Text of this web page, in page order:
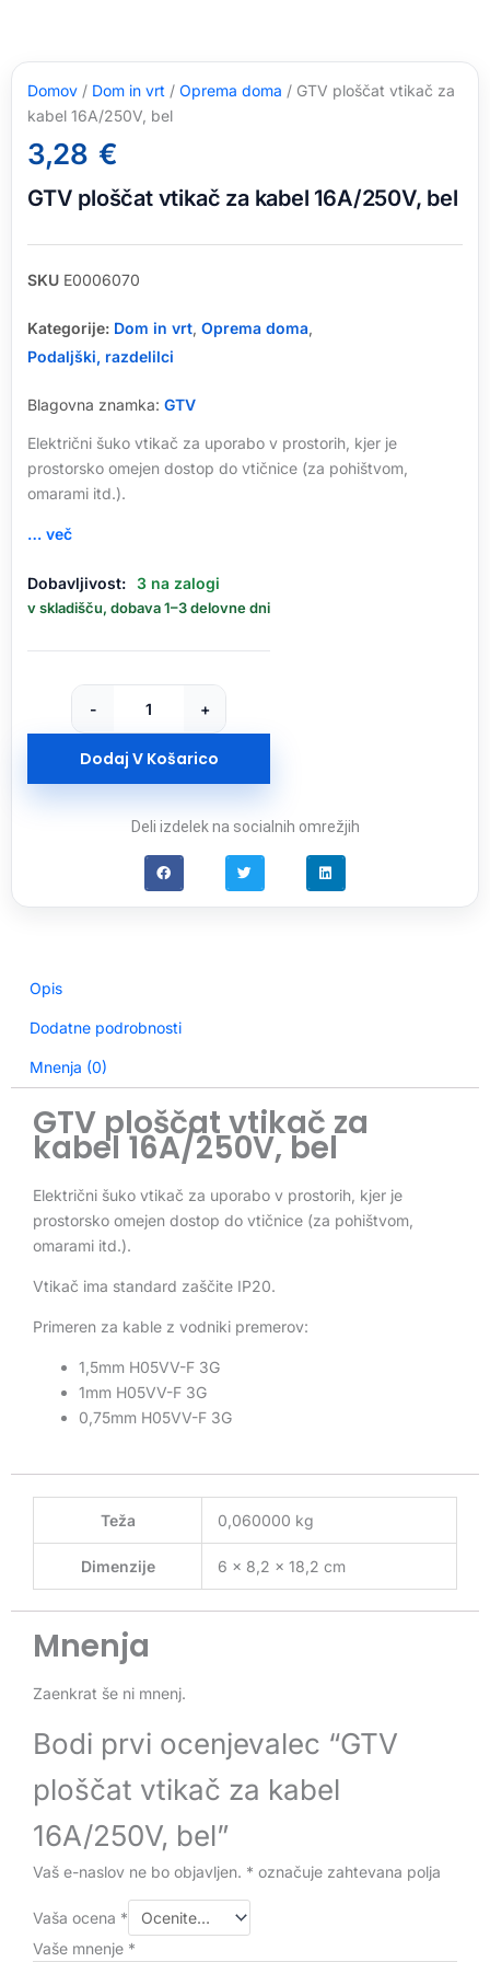
Domov / Dom in vrt / Oprema doma / GTV ploščat vtikač za
kabel 16A/250V, bel
3,28 €
GTV ploščat vtikač za kabel 16A/250V, bel
SKU E0006070
Kategorije: Dom in vrt, Oprema doma,
Podaljški, razdelilci
Blagovna znamka: GTV
Električni šuko vtikač za uporabo v prostorih, kjer je
prostorsko omejen dostop do vtičnice (za pohištvom,
omarami itd.).
… več
Dobavljivost: 3 na zalogi
v skladišču, dobava 1–3 delovne dni
-
za
količina
+
Dodaj V Košarico
Deli izdelek na socialnih omrežjih
Opis
Dodatne podrobnosti
Mnenja (0)
GTV ploščat vtikač za
kabel 16A/250V, bel
Električni šuko vtikač za uporabo v prostorih, kjer je
prostorsko omejen dostop do vtičnice (za pohištvom,
omarami itd.).
Vtikač ima standard zaščite IP20.
Primeren za kable z vodniki premerov:
1,5mm H05VV-F 3G
1mm H05VV-F 3G
0,75mm H05VV-F 3G
Teža 0,060000 kg
Dimenzije 6 × 8,2 × 18,2 cm
Mnenja
Zaenkrat še ni mnenj.
Bodi prvi ocenjevalec “GTV
ploščat vtikač za kabel
16A/250V, bel”
Vaš e-naslov ne bo objavljen. * označuje zahtevana polja
Vaša ocena *
Vaše mnenje *